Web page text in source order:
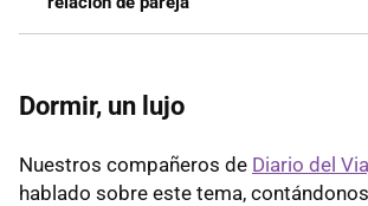
Dormir, un lujo
Nuestros compañeros de Diario del
hablado sobre este tema,